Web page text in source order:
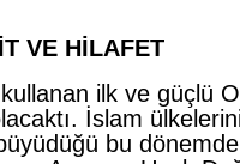
VE HİLAFET
ilk ve güçlü
İslam
bu